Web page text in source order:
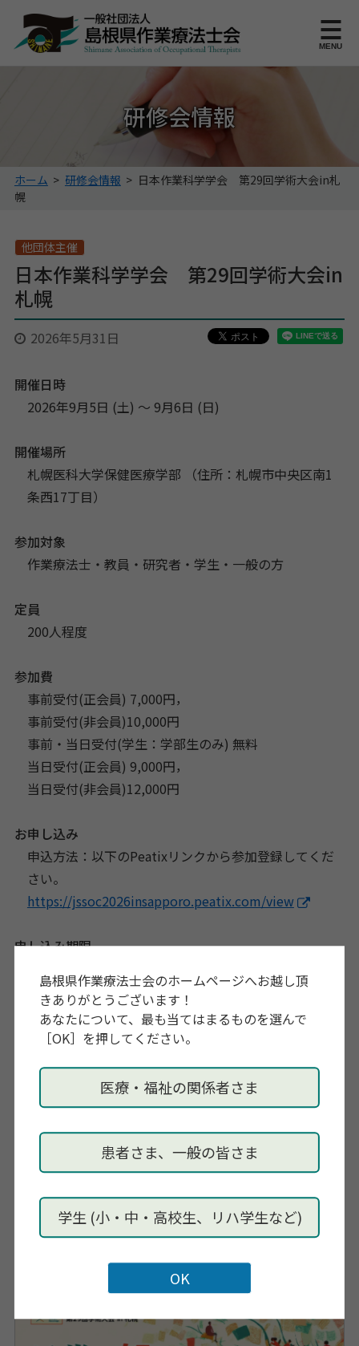
島根県作業療法士会のホームページへお越し頂
きありがとうございます！
あなたについて、最も当てはまるものを選んで
［OK］を押してください。
医療・福祉の関係者さま
患者さま、一般の皆さま
学生 (小・中・高校生、リハ学生など)
このページの本文へ
MENU
研修会情報
こ
の
ジ
の
位
置:
ホーム > 研修会情報 > 日本作業科学学会 第29回学術大会in札
幌
他団体主催
日本作業科学学会 第29回学術大会in
札幌
2026年5月31日
開催日時
2026年9月5日 (土) 〜 9月6日 (日)
開催場所
札幌医科大学保健医療学部 （住所：札幌市中央区南1
条西17丁目）
参加対象
作業療法士・教員・研究者・学生・一般の方
定員
200人程度
参加費
事前受付(正会員) 7,000円，
事前受付(非会員)10,000円
事前・当日受付(学生：学部生のみ) 無料
当日受付(正会員) 9,000円，
当日受付(非会員)12,000円
お申し込み
申込方法：以下のPeatixリンクから参加登録してくだ
さい。
https://jssoc2026insapporo.peatix.com/view
申し込み期限
日本作業科学学会
学会事務局
内容・その他
日本作業科学学会 第29回学術大会in札幌チラシ
[PDF: 123KB]